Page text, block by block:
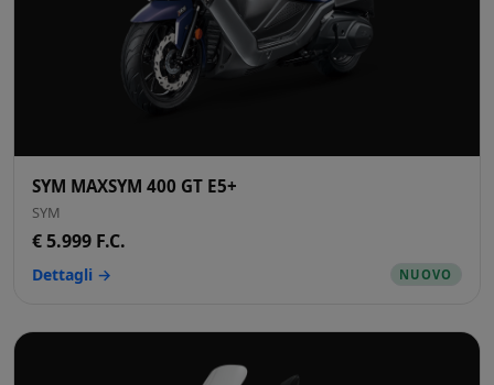
SYM MAXSYM 400 GT E5+
SYM
€ 5.999 F.C.
Dettagli → NUOVO